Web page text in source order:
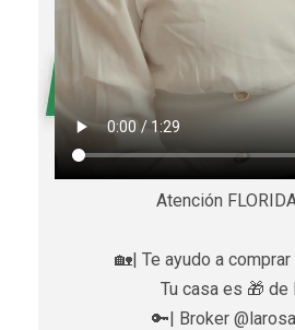
Atención
🏡| Te ayudo a comprar
Tu casa es 🎁 de
🔑| Broker